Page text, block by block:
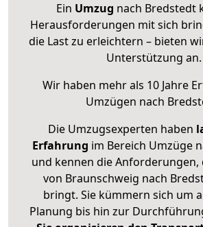
Ein Umzug nach Bredstedt
Herausforderungen mit sich
die Last zu erleichtern – bieten
Unterstützung an.
Wir haben mehr als 10 Jahre
Umzügen nach
Die Umzugsexperten haben
Erfahrung im Bereich Umzüge
und kennen die Anforderungen,
von Braunschweig nach
bringt. Sie kümmern sich um
Planung bis hin zur